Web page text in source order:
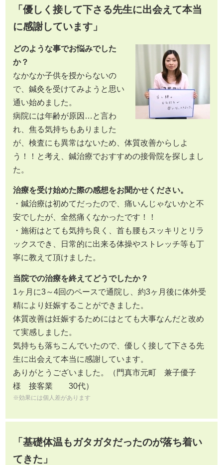
「優しく接して下さる先生に出会えて本当
に感謝しています」
どのような事でお悩みでした
か？
なかなか子供を授からないの
で、鍼灸を受けてみようと思い
通い始めました。
病院には年齢が原因…と言わ
れ、焦る気持ちもありました
が、検査にも異常はないため、体質改善からしよ
う！！と考え、鍼治療でおすすめの接骨院を探しまし
た。
治療を受け始めた際の感想をお聞かせください。
・鍼治療は初めてだったので、痛いんじゃないかと不
安でしたが、全然痛くなかったです！！
・施術はとても気持ち良く、首も腰もスッキリとリラ
ックスでき、日常的に出来る体操やストレッチ等も丁
寧に教えて頂けました。
当院での治療を終えてどうでしたか？
1ヶ月に3～4回のペースで通院し、約3ヶ月後に体外受
精により妊娠することができました。
体質改善は妊娠するためにはとても大事なんだと改め
て実感しました。
気持ちも落ちこんでいたので、優しく接して下さる先
生に出会えて本当に感謝しています。
ありがとうございました。（門真市元町 兼子優子
様 接客業 30代）
※効果には個人差があります
「基礎体温もガタガタだったのが落ち着い
てきた」